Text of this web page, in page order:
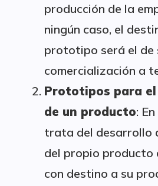
producción de la
ningún caso, el
prototipo será el de
comercialización a
Prototipos para
de un producto:
trata del desarrollo
del propio producto
con destino a su